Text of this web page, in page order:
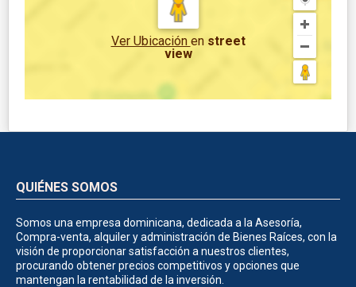
Ver Ubicación en street
view
QUIÉNES SOMOS
Somos una empresa dominicana, dedicada a la Asesoría,
Compra-venta, alquiler y administración de Bienes Raíces, con la
visión de proporcionar satisfacción a nuestros clientes,
procurando obtener precios competitivos y opciones que
mantengan la rentabilidad de la inversión.